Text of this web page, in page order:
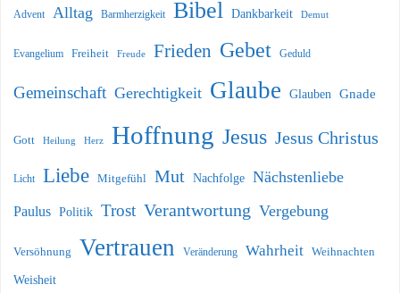
Advent Alltag Barmherzigkeit Bibel Dankbarkeit Demut
Evangelium Freiheit Freude Frieden Gebet Geduld
Gemeinschaft Gerechtigkeit Glaube Glauben Gnade
Gott Heilung Herz Hoffnung Jesus Jesus Christus
Licht Liebe Mitgefühl Mut Nachfolge Nächstenliebe
Paulus Politik Trost Verantwortung Vergebung
Versöhnung Vertrauen Veränderung Wahrheit Weihnachten
Weisheit